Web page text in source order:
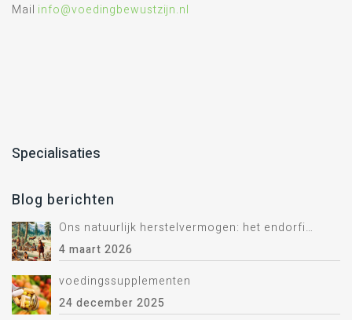
Mail info@voedingbewustzijn.nl
Specialisaties
Blog berichten
Ons natuurlijk herstelvermogen: het endorfine systeem.
4 maart 2026
voedingssupplementen
24 december 2025